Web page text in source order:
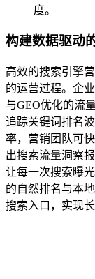
度。
构建数据驱动
高效的搜索引擎
的运营过程。企
与GEO优化的流
追踪关键词排名
率，营销团队可
出搜索流量洞察
让每一次搜索曝
的自然排名与本
搜索入口，实现长